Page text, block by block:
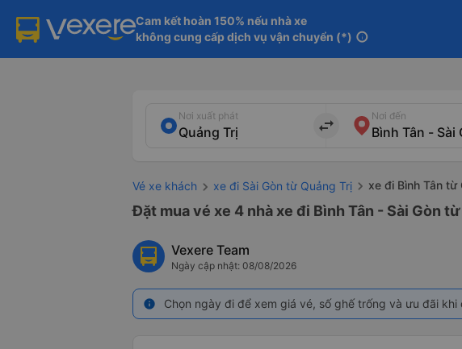
Cam kết hoàn 150% nếu nhà xe
không cung cấp dịch vụ vận chuyển (*) info
Nơi xuất phát
import_export
Nơi đến
Vé xe khách xe đi Sài Gòn từ Quảng Trị xe đi Bình Tân từ
Đặt mua vé xe 4 nhà xe đi Bình Tân - Sài Gòn
Vexere Team
Ngày cập nhật: 08/08/2026
info Chọn ngày đi để xem giá vé, số ghế trống và ưu đãi khi